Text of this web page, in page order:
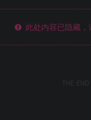
此处内容已隐藏
THE END